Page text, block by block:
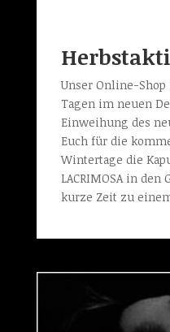
Unser Online-
Tagen im neuen
Einweihung des
Euch für die
Wintertage die
LACRIMOSA in
kurze Zeit zu